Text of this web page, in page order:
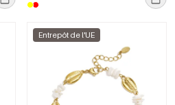
Entrepôt de l'UE